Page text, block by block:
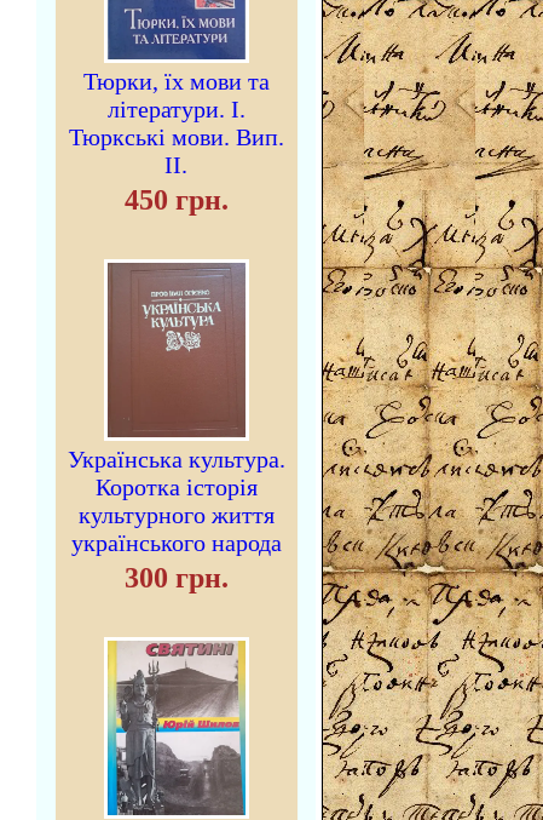
Тюрки, їх мови та
літератури. I.
Тюркські мови. Вип.
II.
450 грн.
Українська культура.
Коротка історія
культурного життя
українського народа
300 грн.